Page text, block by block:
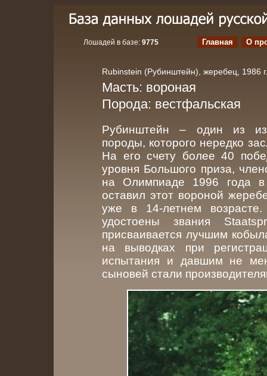
Лошадей в базе: 9775 Главная О
Rubinstein (Рубинштейн), жеребец, 1986
Масть: вороная
Порода: вестфальская
Рубинштейн – один из
породы, которого нередко
На его счету более 40
уровня Большого приза,
на Олимпиаде 1996 года
оставил этот вороной
уже в 14-летнем
удостоены звания
присваивается лучшим
на выводках при
испытания и давшим не
сыновей стали